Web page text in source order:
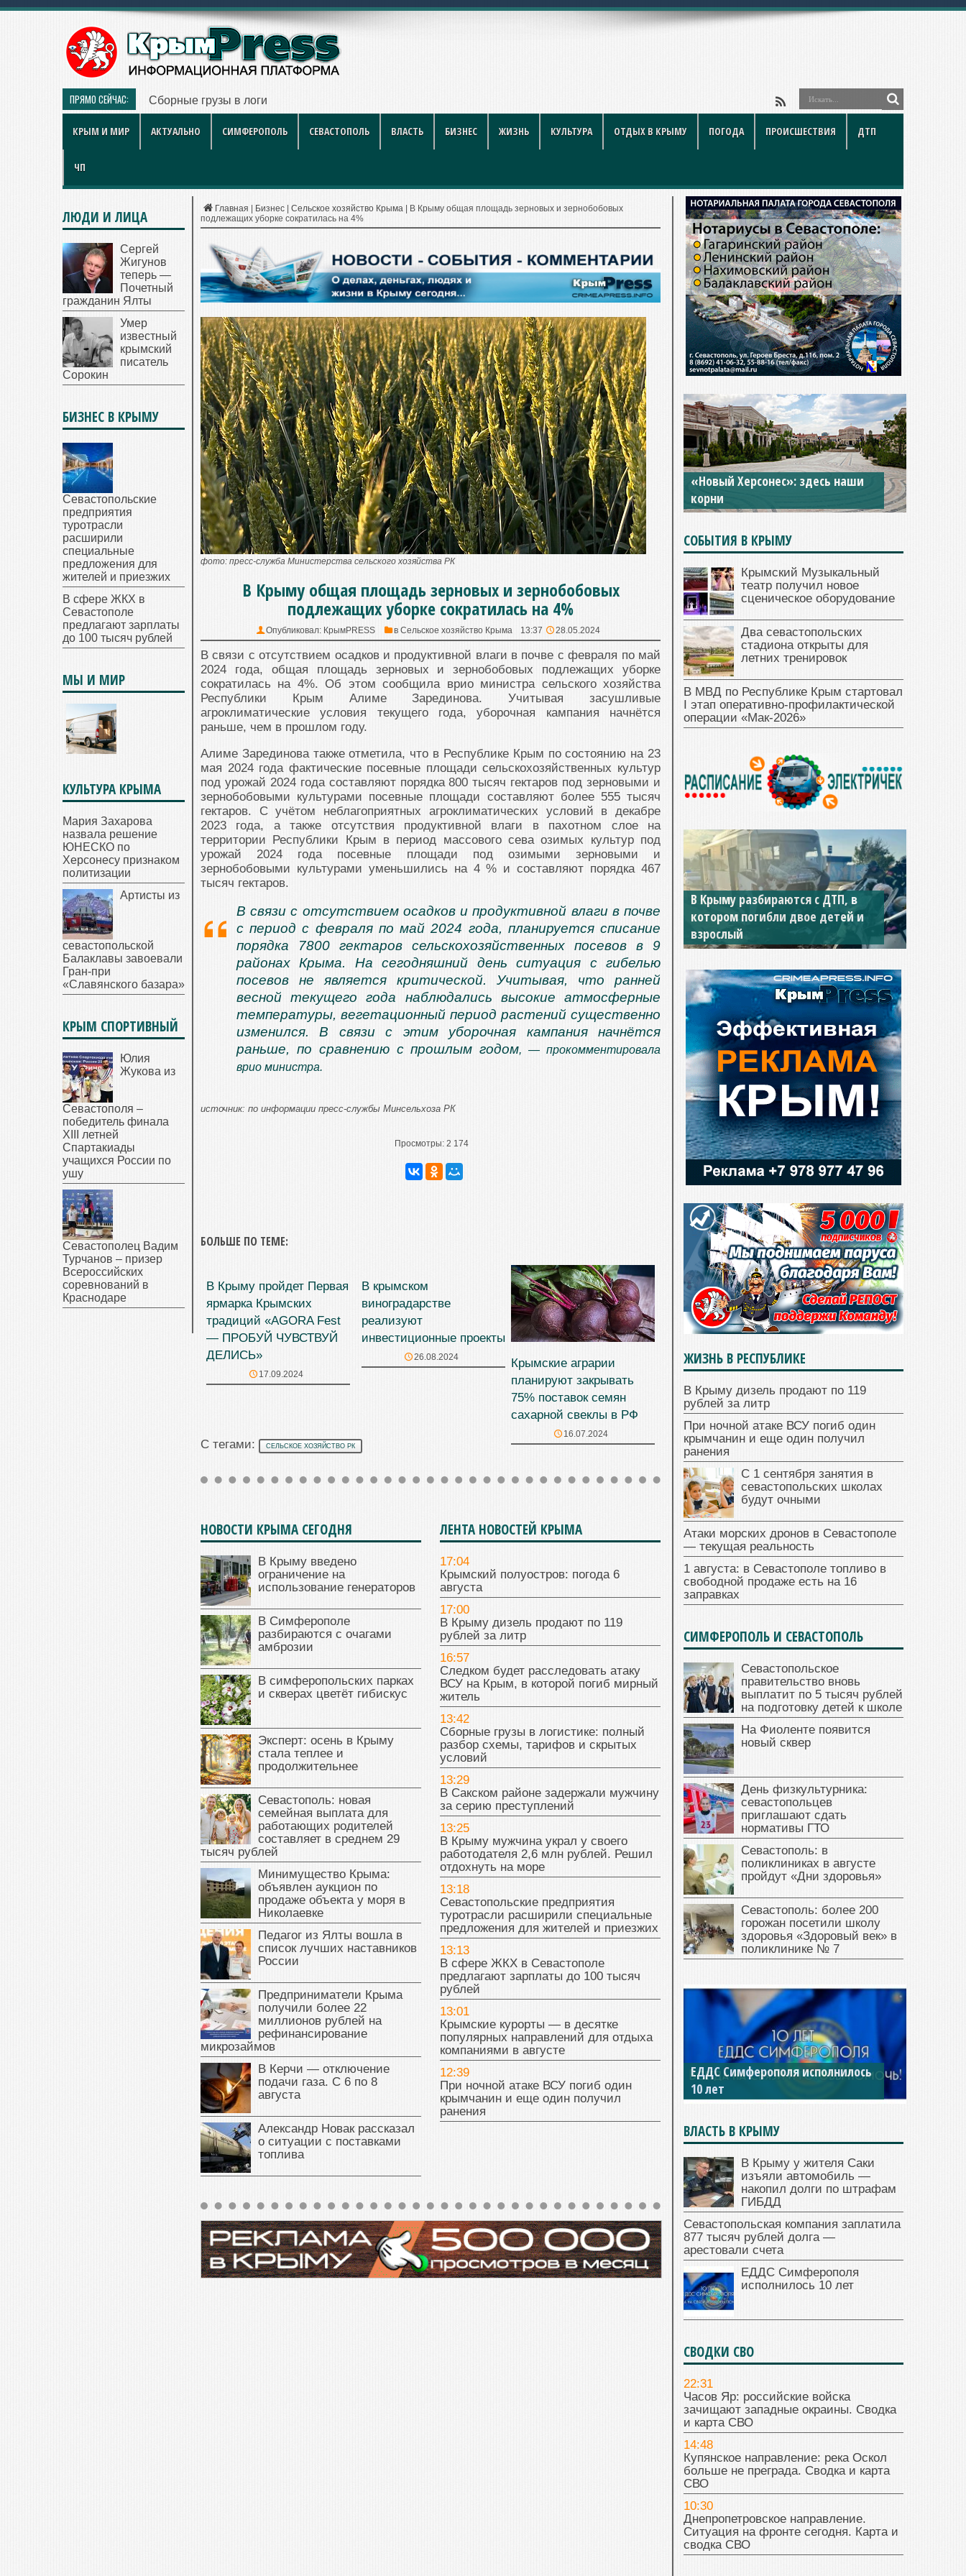
ПРЯМО СЕЙЧАС: Сборные грузы в логистике: полный разбор схемы, тарифов и скрытых услови
КРЫМ И МИР АКТУАЛЬНО СИМФЕРОПОЛЬ СЕВАСТОПОЛЬ ВЛАСТЬ БИЗНЕС ЖИЗНЬ КУЛЬТУРА ОТДЫХ В КРЫМУ ПОГОДА ПРОИСШЕСТВИЯ ДТП
ЧП
Главная Бизнес Сельское хозяйство Крыма
В Крыму общая площадь зерновых и зернобобовых
подлежащих уборке сократилась на 4%
фото: пресс-служба Министерства сельского хозяйства РК
В Крыму общая площадь зерновых и зернобобовых
подлежащих уборке сократилась на 4%
Опубликовал: КрымPRESS в Сельское хозяйство Крыма 13:37 28.05.2024
В связи с отсутствием осадков и продуктивной влаги в почве с февраля по май
2024 года, общая площадь зерновых и зернобобовых подлежащих уборке
сократилась на 4%. Об этом сообщила врио министра сельского хозяйства
Республики Крым Алиме Зарединова. Учитывая засушливые
агроклиматические условия текущего года, уборочная кампания начнётся
раньше, чем в прошлом году.
Алиме Зарединова также отметила, что в Республике Крым по состоянию на 23
мая 2024 года фактические посевные площади сельскохозяйственных культур
под урожай 2024 года составляют порядка 800 тысяч гектаров под зерновыми и
зернобобовыми культурами посевные площади составляют более 555 тысяч
гектаров. С учётом неблагоприятных агроклиматических условий в декабре
2023 года, а также отсутствия продуктивной влаги в пахотном слое на
территории Республики Крым в период массового сева озимых культур под
урожай 2024 года посевные площади под озимыми зерновыми и
зернобобовыми культурами уменьшились на 4 % и составляют порядка 467
тысяч гектаров.
В связи с отсутствием осадков и продуктивной влаги в почве
с период с февраля по май 2024 года, планируется списание
порядка 7800 гектаров сельскохозяйственных посевов в 9
районах Крыма. На сегодняшний день ситуация с гибелью
посевов не является критической. Учитывая, что ранней
весной текущего года наблюдались высокие атмосферные
температуры, вегетационный период растений существенно
изменился. В связи с этим уборочная кампания начнётся
раньше, по сравнению с прошлым годом, — прокомментировала
врио министра.
источник: по информации пресс-службы Минсельхоза РК
Просмотры: 2 174
БОЛЬШЕ ПО ТЕМЕ:
В Крыму пройдет Первая
ярмарка Крымских
традиций «AGORA Fest
— ПРОБУЙ ЧУВСТВУЙ
ДЕЛИСЬ»
17.09.2024
В крымском
виноградарстве
реализуют
инвестиционные проекты
26.08.2024
Крымские аграрии
планируют закрывать
75% поставок семян
сахарной свеклы в РФ
16.07.2024
С тегами: СЕЛЬСКОЕ ХОЗЯЙСТВО РК
НОВОСТИ КРЫМА СЕГОДНЯ
В Крыму введено
ограничение на
использование генераторов
В Симферополе
разбираются с очагами
амброзии
В симферопольских парках
и скверах цветёт гибискус
Эксперт: осень в Крыму
стала теплее и
продолжительнее
Севастополь: новая
семейная выплата для
работающих родителей
составляет в среднем 29
тысяч рублей
Минимущество Крыма:
объявлен аукцион по
продаже объекта у моря в
Николаевке
Педагог из Ялты вошла в
список лучших наставников
России
Предприниматели Крыма
получили более 22
миллионов рублей на
рефинансирование
микрозаймов
В Керчи — отключение
подачи газа. С 6 по 8
августа
Александр Новак рассказал
о ситуации с поставками
топлива
ЛЕНТА НОВОСТЕЙ КРЫМА
17:04
Крымский полуостров: погода 6
августа
17:00
В Крыму дизель продают по 119
рублей за литр
16:57
Следком будет расследовать атаку
ВСУ на Крым, в которой погиб мирный
житель
13:42
Сборные грузы в логистике: полный
разбор схемы, тарифов и скрытых
условий
13:29
В Сакском районе задержали мужчину
за серию преступлений
13:25
В Крыму мужчина украл у своего
работодателя 2,6 млн рублей. Решил
отдохнуть на море
13:18
Севастопольские предприятия
туротрасли расширили специальные
предложения для жителей и приезжих
13:13
В сфере ЖКХ в Севастополе
предлагают зарплаты до 100 тысяч
рублей
13:01
Крымские курорты — в десятке
популярных направлений для отдыха
компаниями в августе
12:39
При ночной атаке ВСУ погиб один
крымчанин и еще один получил
ранения
ЛЮДИ И ЛИЦА
Сергей
Жигунов
теперь —
Почетный
гражданин Ялты
Умер
известный
крымский
писатель
Сорокин
БИЗНЕС В КРЫМУ
Севастопольские
предприятия
туротрасли
расширили
специальные
предложения для
жителей и приезжих
В сфере ЖКХ в
Севастополе
предлагают зарплаты
до 100 тысяч рублей
МЫ И МИР
КУЛЬТУРА КРЫМА
Мария Захарова
назвала решение
ЮНЕСКО по
Херсонесу признаком
политизации
Артисты из
севастопольской
Балаклавы завоевали
Гран-при
«Славянского базара»
КРЫМ СПОРТИВНЫЙ
Юлия
Жукова из
Севастополя –
победитель финала
XIII летней
Спартакиады
учащихся России по
ушу
Севастополец Вадим
Турчанов – призер
Всероссийских
соревнований в
Краснодаре
«Новый Херсонес»: здесь наши
корни
СОБЫТИЯ В КРЫМУ
Крымский Музыкальный
театр получил новое
сценическое оборудование
Два севастопольских
стадиона открыты для
летних тренировок
В МВД по Республике Крым стартовал
I этап оперативно‑профилактической
операции «Мак‑2026»
В Крыму разбираются с ДТП, в
котором погибли двое детей и
взрослый
ЖИЗНЬ В РЕСПУБЛИКЕ
В Крыму дизель продают по 119
рублей за литр
При ночной атаке ВСУ погиб один
крымчанин и еще один получил
ранения
С 1 сентября занятия в
севастопольских школах
будут очными
Атаки морских дронов в Севастополе
— текущая реальность
1 августа: в Севастополе топливо в
свободной продаже есть на 16
заправках
СИМФЕРОПОЛЬ И СЕВАСТОПОЛЬ
Севастопольское
правительство вновь
выплатит по 5 тысяч рублей
на подготовку детей к школе
На Фиоленте появится
новый сквер
День физкультурника:
севастопольцев
приглашают сдать
нормативы ГТО
Севастополь: в
поликлиниках в августе
пройдут «Дни здоровья»
Севастополь: более 200
горожан посетили школу
здоровья «Здоровый век» в
поликлинике № 7
ЕДДС Симферополя исполнилось
10 лет
ВЛАСТЬ В КРЫМУ
В Крыму у жителя Саки
изъяли автомобиль —
накопил долги по штрафам
ГИБДД
Севастопольская компания заплатила
877 тысяч рублей долга —
арестовали счета
ЕДДС Симферополя
исполнилось 10 лет
СВОДКИ СВО
22:31
Часов Яр: российские войска
зачищают западные окраины. Сводка
и карта СВО
14:48
Купянское направление: река Оскол
больше не преграда. Сводка и карта
СВО
10:30
Днепропетровское направление.
Ситуация на фронте сегодня. Карта и
сводка СВО